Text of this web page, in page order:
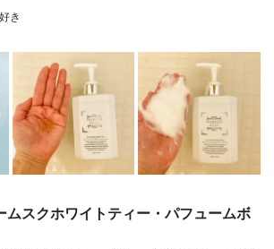
き
ムスクホワイトティー・パフュームボ